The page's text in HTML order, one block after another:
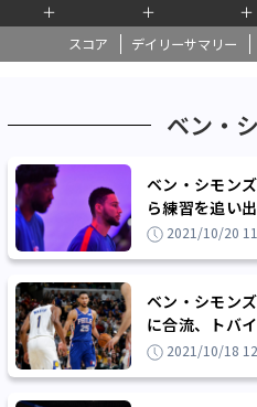
＋ ＋ ＋
スコア デイリーサマリー
ベン・
ベン・シモン
ら練習を追い
たちはベビーシ
2021/10/20
ベン・シモン
に合流、トバ
させて、仕事に
2021/10/18